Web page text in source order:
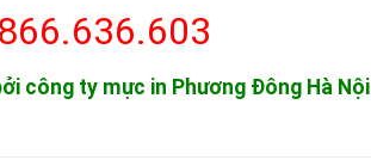
công ty mực in Phương Đông Hà Nội